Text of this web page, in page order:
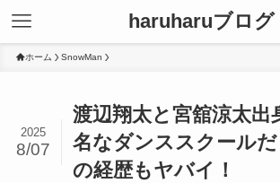
haruharuブログ
ホーム SnowMan
渡辺翔太と宮舘涼太出
名なダンススクール
の経歴もヤバイ！
2025
8/07